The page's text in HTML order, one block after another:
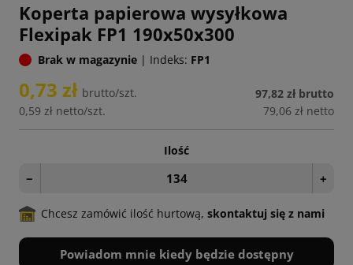
Koperta papierowa wysyłkowa
Flexipak FP1 190x50x300
Brak w magazynie | Indeks: FP1
0,73 zł brutto/szt.
0,59 zł netto/szt.
97,82 zł brutto
79,06 zł netto
Ilość
− +
Chcesz zamówić ilość hurtową, skontaktuj się z nami
Powiadom mnie kiedy będzie dostępny